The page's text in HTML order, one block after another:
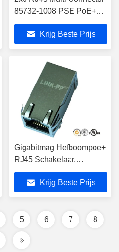
85732-1008 PSE PoE+
met LED's ingeschakeld
Krijg Beste Prijs
Gigabitmag Hefboompoe+
RJ45 Schakelaar,
Uitgebreide Temperatuur
0826-1x1t-1-FKrijg Beste Prijs
5 6 7 8